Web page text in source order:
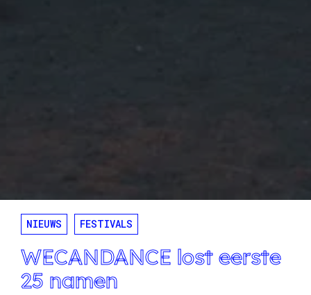
NIEUWS FESTIVALS
WECANDANCE lost eerste
25 namen